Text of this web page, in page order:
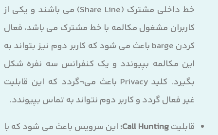
خط داخلی مشترک (Share Line) می باشند و یکی از
کاربران مشغول مکالمه با خط مشترک می باشد، فعال
کردن barge باعث می شود که کاربر دوم نیز بتواند به
این مکالمه بپیوندد و یک کنفرانس سه نفره شکل
بگیرد. کلید Privacy باعث می¬گردد که این قابلیت
غیر فعال گردد و کاربر دوم نتواند به تماس بپیوندد.
قابلیتCall Hunting: این سرویس باعث می شود که با